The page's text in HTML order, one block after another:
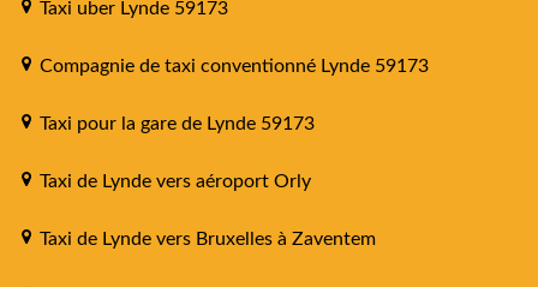
Taxi uber Lynde 59173
Compagnie de taxi conventionné Lynde 59173
Taxi pour la gare de Lynde 59173
Taxi de Lynde vers aéroport Orly
Taxi de Lynde vers Bruxelles à Zaventem